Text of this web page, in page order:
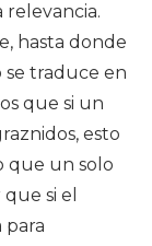
hasta donde
se traduce en
que si un
esto
que un solo
si el